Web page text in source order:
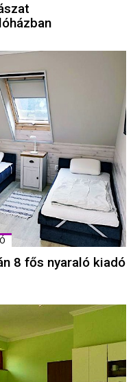
8 fős nyaraló kiadó